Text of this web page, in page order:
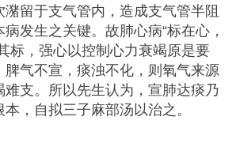
留于支气管内，造成支气管半阻
发生之关键。故肺心病“标在心，
标，强心以控制心力衰竭原是要
脾气不宣，痰浊不化，则氧气来源
难支。所以先生认为，宣肺达痰乃
，自拟三子麻部汤以治之。